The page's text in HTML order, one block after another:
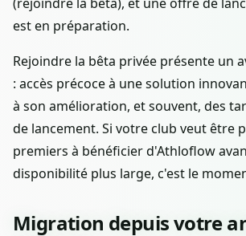
est en préparation.
Rejoindre la bêta privée présente un
: accès précoce à une solution
à son amélioration, et souvent, des
de lancement. Si votre club veut être
premiers à bénéficier d'Athloflow
disponibilité plus large, c'est le
Migration depuis votre